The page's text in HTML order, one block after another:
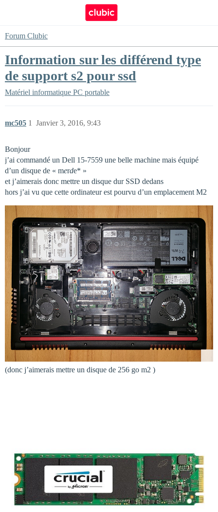
Forum Clubic
Information sur les différend type
de support s2 pour ssd
Matériel informatique PC portable
mc505 Janvier 3, 2016, 9:43
1
Bonjour
j’ai commandé un Dell 15-7559 une belle machine mais équipé
d’un disque de « merde* »
et j’aimerais donc mettre un disque dur SSD dedans
hors j’ai vu que cette ordinateur est pourvu d’un emplacement M2
(donc j’aimerais mettre un disque de 256 go m2 )